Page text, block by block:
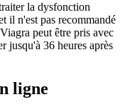
la dysfonction
il n'est pas recommandé
peut être pris avec
jusqu'à 36 heures après
ligne